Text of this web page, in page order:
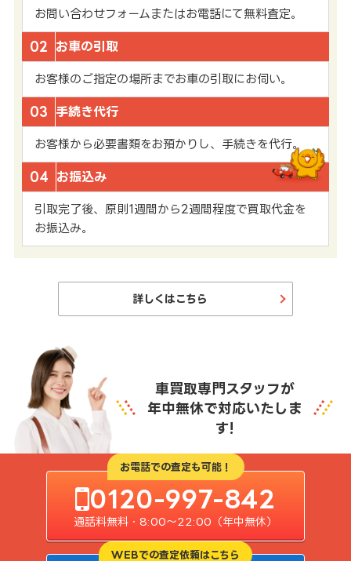
お問い合わせフォームまたはお電話にて無料査定。
02 お車の引取
お客様のご指定の場所までお車の引取にお伺い。
03 手続き代行
お客様から必要書類をお預かりし、手続きを代行。
04 お振込み
引取完了後、原則1週間から2週間程度で買取代金を
お振込み。
詳しくはこちら
車買取専門スタッフが
年中無休で対応いたしま
す!
お電話での査定も可能！
0120-997-842
通話料無料・8:00〜22:00（年中無休）
WEBでの査定依頼はこちら